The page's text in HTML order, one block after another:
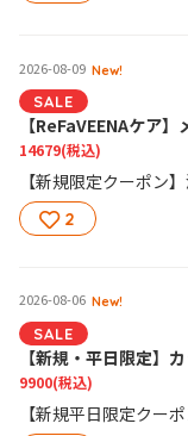
2026-08-09 New!
SALE
14679(税込)
2
2026-08-06 New!
SALE
9900(税込)